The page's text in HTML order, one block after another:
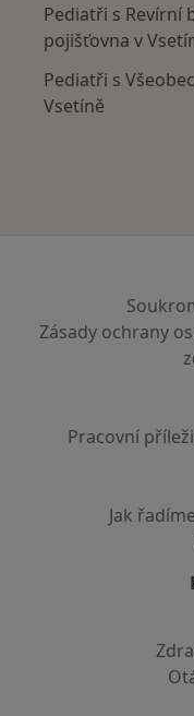
Pediatři s Revírní
pojišťovna v
Pediatři s
Vsetíně
Zásady ochrany
Pracovní
Jak